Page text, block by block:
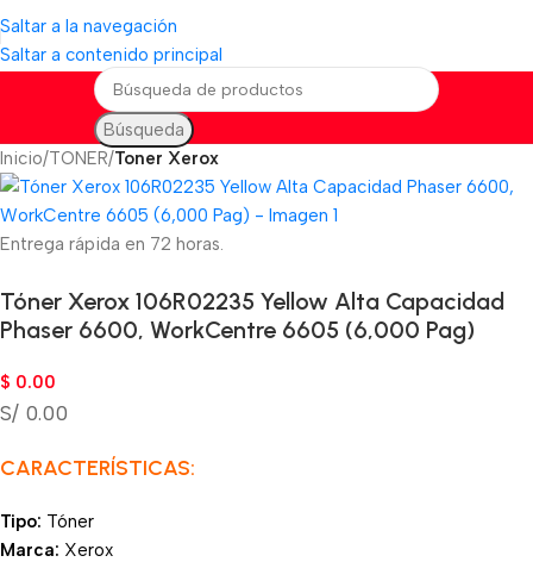
Saltar a la navegación
Saltar a contenido principal
Búsqueda
Inicio TONER Toner Xerox
Entrega rápida en 72 horas.
Tóner Xerox 106R02235 Yellow Alta Capacidad
Phaser 6600, WorkCentre 6605 (6,000 Pag)
$ 0.00
S/ 0.00
CARACTERÍSTICAS:
Tipo: Tóner
Marca: Xerox